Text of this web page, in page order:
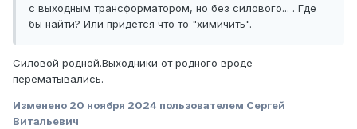
с выходным трансформатором, но без силового... . Где
бы найти? Или придётся что то "химичить".
Силовой родной.Выходники от родного вроде
перематывались.
Изменено 20 ноября 2024 пользователем Сергей
Витальевич